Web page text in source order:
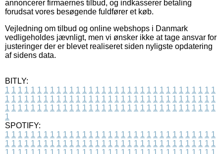
annoncerer firmaernes tilbud, og indkasserer betaling
forudsat vores besøgende fuldfører et køb.
Vejledning om tilbud og online webshops i Danmark
vedligeholdes jævnligt, men vi ønsker ikke at tage ansvar for
justeringer der er blevet realiseret siden nyligste opdatering
af sidens data.
BITLY:
1 1 1 1 1 1 1 1 1 1 1 1 1 1 1 1 1 1 1 1 1 1 1 1 1 1 1 1 1 1 1 1 1
1 1 1 1 1 1 1 1 1 1 1 1 1 1 1 1 1 1 1 1 1 1 1 1 1 1 1 1 1 1 1 1 1
1 1 1 1 1 1 1 1 1 1 1 1 1 1 1 1 1 1 1 1 1 1 1 1 1 1 1 1 1 1 1 1 1
1
SPOTIFY:
1 1 1 1 1 1 1 1 1 1 1 1 1 1 1 1 1 1 1 1 1 1 1 1 1 1 1 1 1 1 1 1 1
1 1 1 1 1 1 1 1 1 1 1 1 1 1 1 1 1 1 1 1 1 1 1 1 1 1 1 1 1 1 1 1 1
1 1 1 1 1 1 1 1 1 1 1 1 1 1 1 1 1 1 1 1 1 1 1 1 1 1 1 1 1 1 1 1 1